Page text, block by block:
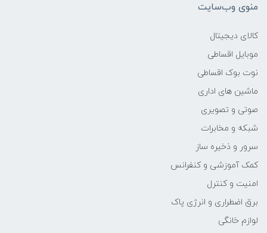
منوی وب‌سایت
کالای دیجیتال
موبایل اقساطی
نوت بوک اقساطی
ماشین های اداری
صوتی و تصویری
شبکه و مخابرات
سرور و ذخیره ساز
کمک آموزشی و کنفرانس
امنیت و کنترل
برق اضطراری و انرژی پاک
لوازم خانگی